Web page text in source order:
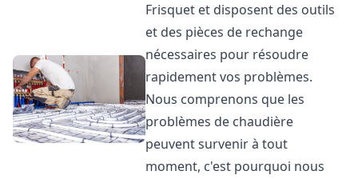
Frisquet et disposent des outils
et des pièces de rechange
nécessaires pour résoudre
rapidement vos problèmes.
Nous comprenons que les
problèmes de chaudière
peuvent survenir à tout
moment, c'est pourquoi nous